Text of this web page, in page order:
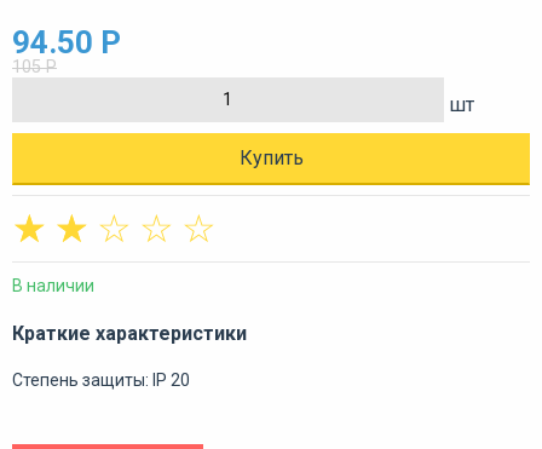
94.50 Р
105 Р
шт
Купить
☆
☆
☆
☆
☆
В наличии
Краткие характеристики
Степень защиты: IP 20